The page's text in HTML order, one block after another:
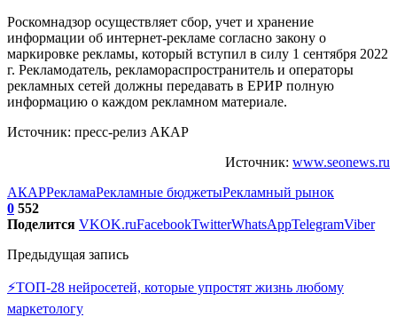
Роскомнадзор осуществляет сбор, учет и хранение
информации об интернет-рекламе согласно закону о
маркировке рекламы, который вступил в силу 1 сентября 2022
г. Рекламодатель, рекламораспространитель и операторы
рекламных сетей должны передавать в ЕРИР полную
информацию о каждом рекламном материале.
Источник: пресс-релиз АКАР
Источник: www.seonews.ru
АКАРРекламаРекламные бюджетыРекламный рынок
0 552
Поделится VKOK.ruFacebookTwitterWhatsAppTelegramViber
Предыдущая запись
⚡ТОП-28 нейросетей, которые упростят жизнь любому
маркетологу